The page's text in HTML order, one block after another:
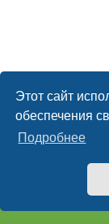
Этот сайт
обеспечения
Подробнее
Главная Форумы
Time: 0.054s|